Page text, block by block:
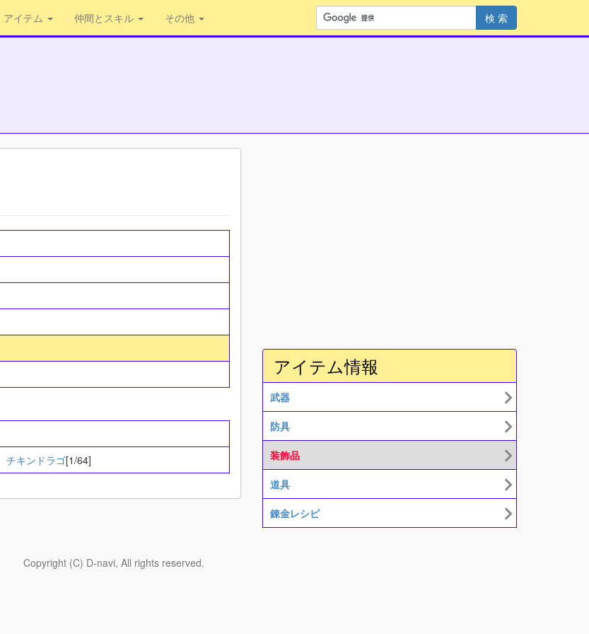
アイテム 仲間とスキル その他
チキンドラゴ[1/64]
アイテム情報
武器
防具
装飾品
道具
錬金レシピ
Copyright (C) D-navi, All rights reserved.